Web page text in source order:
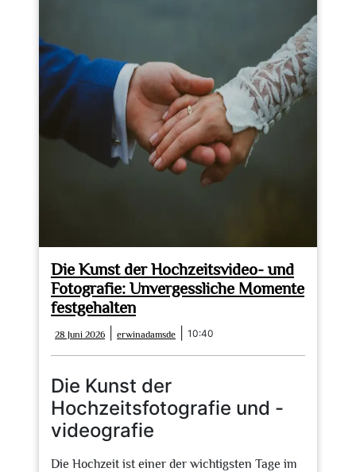
Die Kunst der Hochzeitsvideo- und
Fotografie: Unvergessliche Momente
festgehalten
28 Juni 2026
Juni
2026
erwinadamsde erwinadamsde
10:40
Die Kunst der
Hochzeitsfotografie und -
videografie
Die Hochzeit ist einer der wichtigsten Tage im